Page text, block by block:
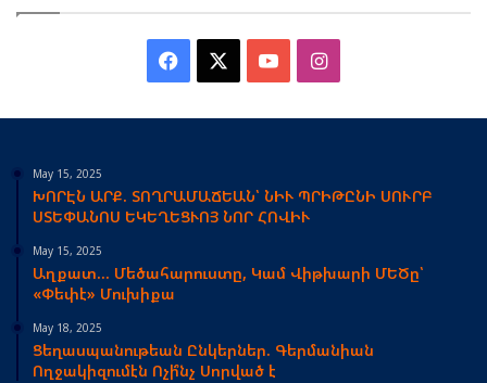
Facebook YouTubeInstagram
May 15, 2025
ԽՈՐԷՆ ԱՐՔ. ՏՈՂՐԱՄԱՃԵԱՆ՝ ՆԻՒ ՊՐԻԹԸՆԻ ՍՈՒՐԲ
ՍՏԵՓԱՆՈՍ ԵԿԵՂԵՑՒՈՅ ՆՈՐ ՀՈՎԻՒ
May 15, 2025
Աղքատ… Մեծահարուստը, Կամ Վիթխարի ՄԵԾը՝
«Փեփէ» Մուխիքա
May 18, 2025
Ցեղասպանութեան Ընկերներ. Գերմանիան
Ողջակիզումէն Ոչի՞նչ Սորված է